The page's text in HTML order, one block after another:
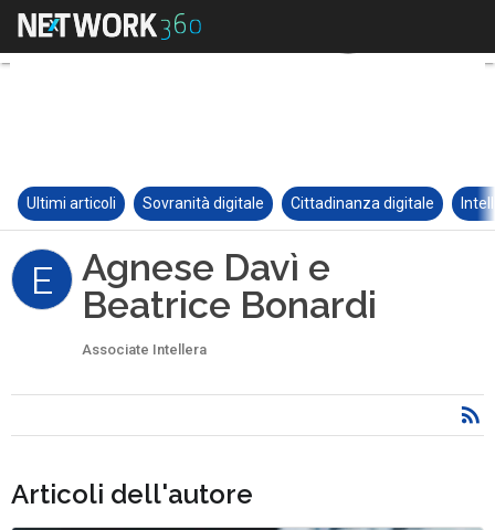
Ultimi articoli Sovranità digitale Cittadinanza digitale
E
Agnese Davì e
Beatrice Bonardi
Associate Intellera
Articoli dell'autore